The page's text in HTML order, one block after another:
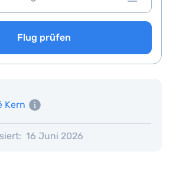
Flug prüfen
Kern
16 Juni 2026